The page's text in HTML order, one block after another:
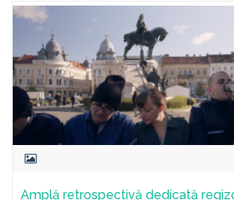
Amplă retrospectivă dedicată